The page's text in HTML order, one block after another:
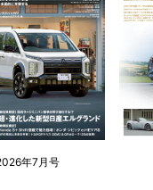
年7月号